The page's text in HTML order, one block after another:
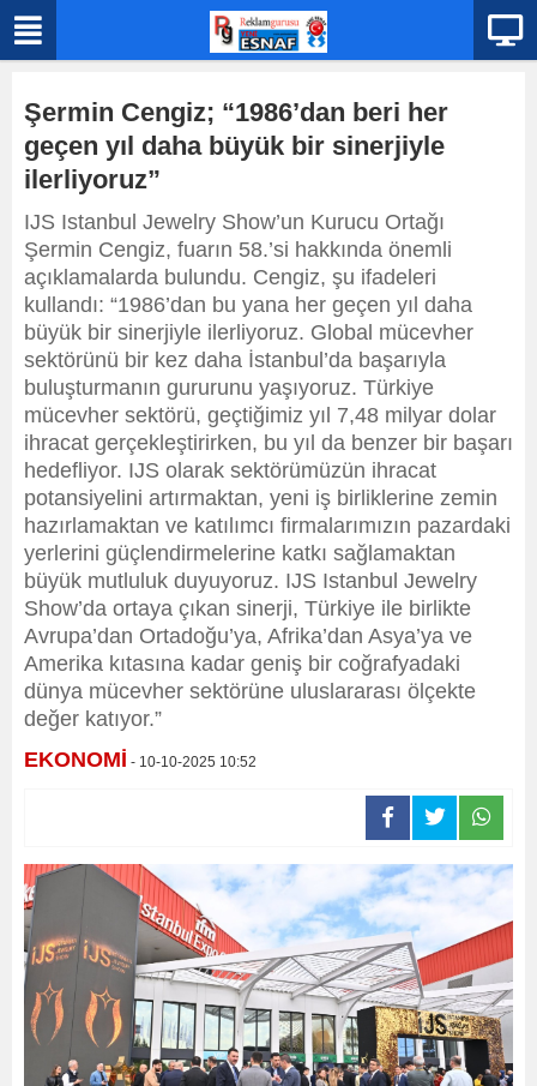
Şermin Cengiz; “1986’dan beri her
geçen yıl daha büyük bir sinerjiyle
ilerliyoruz”
IJS Istanbul Jewelry Show’un Kurucu Ortağı
Şermin Cengiz, fuarın 58.’si hakkında önemli
açıklamalarda bulundu. Cengiz, şu ifadeleri
kullandı: “1986’dan bu yana her geçen yıl daha
büyük bir sinerjiyle ilerliyoruz. Global mücevher
sektörünü bir kez daha İstanbul’da başarıyla
buluşturmanın gururunu yaşıyoruz. Türkiye
mücevher sektörü, geçtiğimiz yıl 7,48 milyar dolar
ihracat gerçekleştirirken, bu yıl da benzer bir başarı
hedefliyor. IJS olarak sektörümüzün ihracat
potansiyelini artırmaktan, yeni iş birliklerine zemin
hazırlamaktan ve katılımcı firmalarımızın pazardaki
yerlerini güçlendirmelerine katkı sağlamaktan
büyük mutluluk duyuyoruz. IJS Istanbul Jewelry
Show’da ortaya çıkan sinerji, Türkiye ile birlikte
Avrupa’dan Ortadoğu’ya, Afrika’dan Asya’ya ve
Amerika kıtasına kadar geniş bir coğrafyadaki
dünya mücevher sektörüne uluslararası ölçekte
değer katıyor.”
EKONOMİ - 10-10-2025 10:52